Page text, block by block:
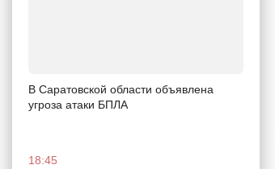
В Саратовской области объявлена
угроза атаки БПЛА
18:45